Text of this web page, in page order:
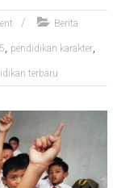
Berita
, pendidikan karakter,
terbaru